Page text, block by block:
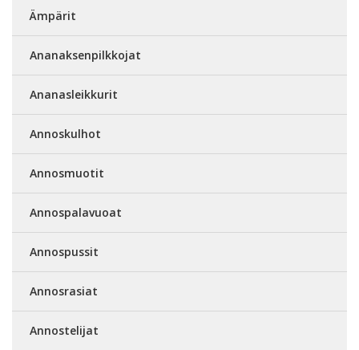
Ämpärit
Ananaksenpilkkojat
Ananasleikkurit
Annoskulhot
Annosmuotit
Annospalavuoat
Annospussit
Annosrasiat
Annostelijat